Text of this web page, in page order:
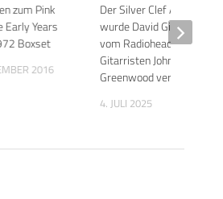
zum Pink
Early Years
Boxset
2016
Der Silver Clef Award
wurde David Gilmour
vom Radiohead-
Gitarristen Johnny
Greenwood verliehen!
4. JULI 2025